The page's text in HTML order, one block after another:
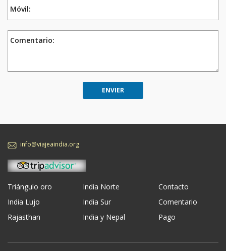
Móvil:
Comentario:
info@viajeaindia.org
Triángulo oro
India Lujo
Rajasthan
India Norte
India Sur
India y Nepal
Contacto
Comentario
Pago